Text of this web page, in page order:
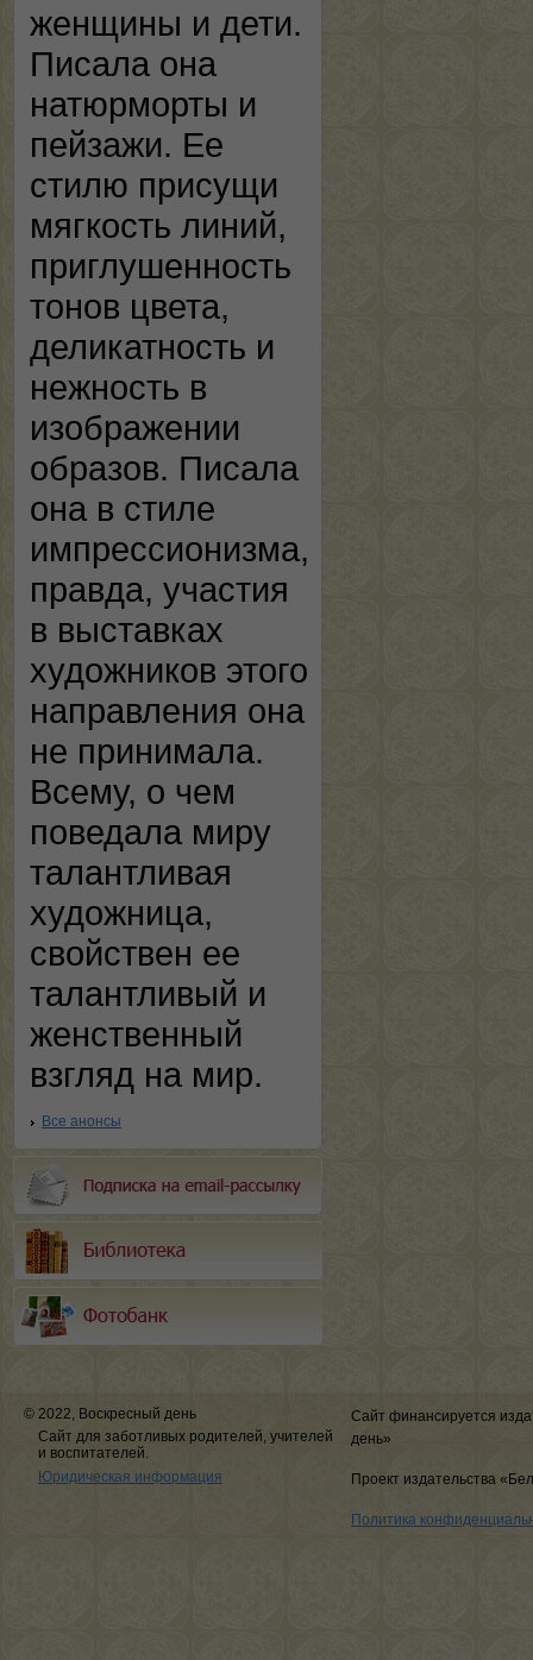
женщины и дети.
Писала она
натюрморты и
пейзажи. Ее
стилю присущи
мягкость линий,
приглушенность
тонов цвета,
деликатность и
нежность в
изображении
образов. Писала
она в стиле
импрессионизма,
правда, участия
в выставках
художников этого
направления она
не принимала.
Всему, о чем
поведала миру
талантливая
художница,
свойствен ее
талантливый и
женственный
взгляд на мир.
Все анонсы
© 2022, Воскресный день
Сайт для заботливых родителей, учителей
и воспитателей.
Юридическая информация
Сайт финансируется
день»
Проект издательства
Политика